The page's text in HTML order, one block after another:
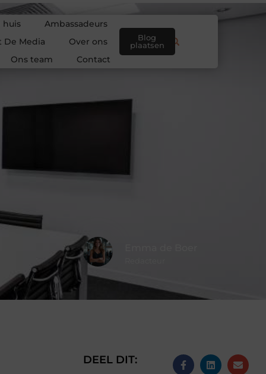
huis
Ambassadeurs
De Media
Over ons
Ons team
Contact
Blog
plaatsen
DEEL DIT: